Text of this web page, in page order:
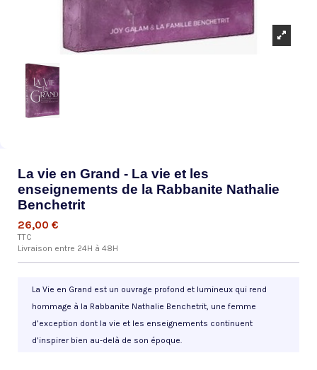
La vie en Grand - La vie et les
enseignements de la Rabbanite Nathalie
Benchetrit
26,00 €
TTC
Livraison entre 24H à 48H
La Vie en Grand est un ouvrage profond et lumineux qui rend
hommage à la Rabbanite Nathalie Benchetrit, une femme
d’exception dont la vie et les enseignements continuent
d’inspirer bien au-delà de son époque.